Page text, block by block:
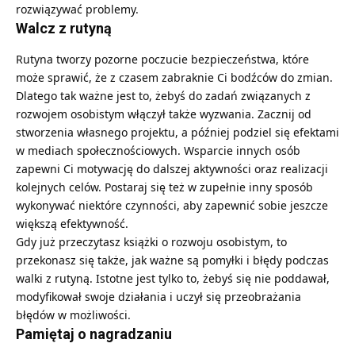
rozwiązywać problemy.
Walcz z rutyną
Rutyna tworzy pozorne poczucie bezpieczeństwa, które
może sprawić, że z czasem zabraknie Ci bodźców do zmian.
Dlatego tak ważne jest to, żebyś do zadań związanych z
rozwojem osobistym włączył także wyzwania. Zacznij od
stworzenia własnego projektu, a później podziel się efektami
w mediach społecznościowych. Wsparcie innych osób
zapewni Ci motywację do dalszej aktywności oraz realizacji
kolejnych celów. Postaraj się też w zupełnie inny sposób
wykonywać niektóre czynności, aby zapewnić sobie jeszcze
większą efektywność.
Gdy już przeczytasz książki o rozwoju osobistym, to
przekonasz się także, jak ważne są pomyłki i błędy podczas
walki z rutyną. Istotne jest tylko to, żebyś się nie poddawał,
modyfikował swoje działania i uczył się przeobrażania
błędów w możliwości.
Pamiętaj o nagradzaniu